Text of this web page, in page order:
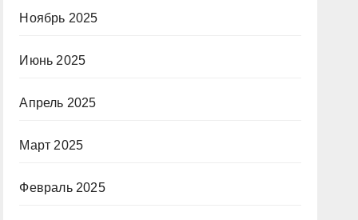
Ноябрь 2025
Июнь 2025
Апрель 2025
Март 2025
Февраль 2025